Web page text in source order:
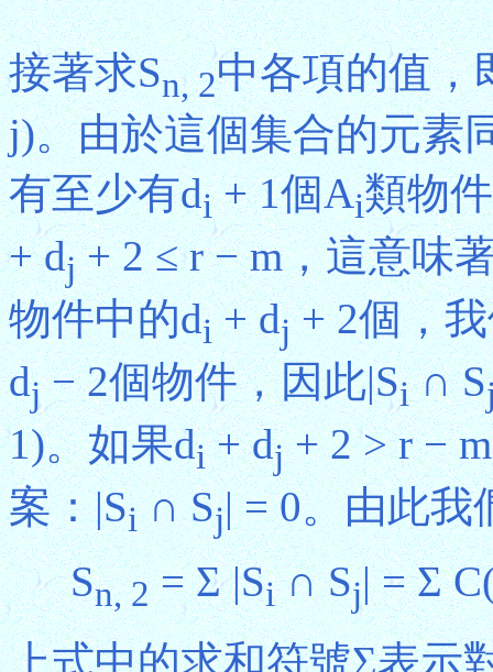
接著求Sn, 2中各項的值，
j)。由於這個集合的元素
有至少有di+ 1個Ai類物
+ dj+ 2 ≤ r − m，這意味
物件中的di+ dj+ 2個，
dj− 2個物件，因此|Si∩ S
1)。如果di+ dj+ 2 > r −
案：|Si∩ Sj| = 0。由此我
Sn, 2= Σ |Si∩ Sj| = Σ
上式中的求和符號Σ表示